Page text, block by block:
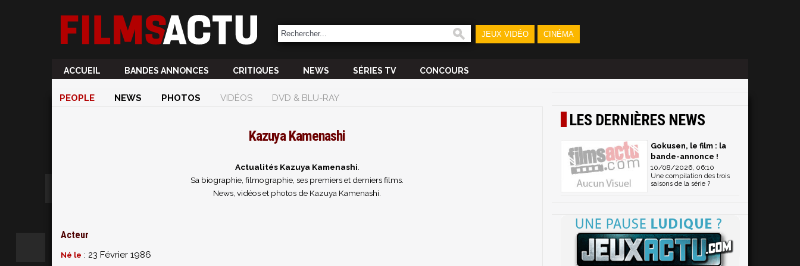
JEUX VIDÉO CINÉMA
ACCUEIL BANDES ANNONCES CRITIQUES NEWS SÉRIES TV CONCOURS
PEOPLE NEWS PHOTOS VIDÉOS DVD & BLU-RAY
Kazuya Kamenashi
Actualités Kazuya Kamenashi
Sa biographie, filmographie, ses premiers et derniers films.
News, vidéos et photos de Kazuya Kamenashi.
Acteur
Né le : 23 Février 1986
LES DERNIÈRES NEWS
Gokusen, le film : la
bande-annonce !
10/08/2026, 06:10
Une compilation des trois
saisons de la série ?